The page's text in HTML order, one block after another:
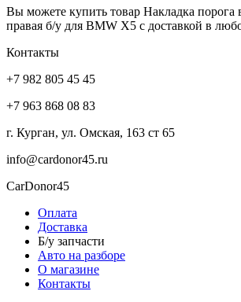
Вы можете купить товар Накладка порога
правая б/у для BMW X5 с доставкой в
Контакты
+7 982 805 45 45
+7 963 868 08 83
г. Курган, ул. Омская, 163 ст 65
info@cardonor45.ru
CarDonor45
Оплата
Доставка
Б/у запчасти
Авто на разборе
О магазине
Контакты